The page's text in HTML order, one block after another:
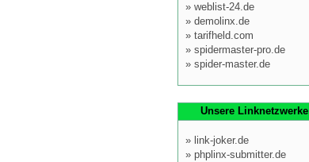
» weblist-24.de
» demolinx.de
» tarifheld.com
» spidermaster-pro.de
» spider-master.de
Unsere Linknetzwerke
» link-joker.de
» phplinx-submitter.de